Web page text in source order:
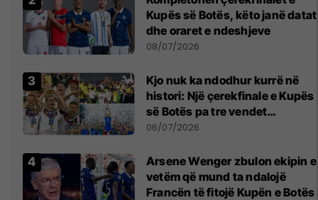
Kupës së Botës, këto janë datat
dhe oraret e ndeshjeve
08/07/2026
Kjo nuk ka ndodhur kurrë në
histori: Një çerekfinale e Kupës
së Botës pa tre vendet
legjendare të futbollit
06/07/2026
Arsene Wenger zbulon ekipin e
vetëm që mund ta ndalojë
Francën të fitojë Kupën e Botës